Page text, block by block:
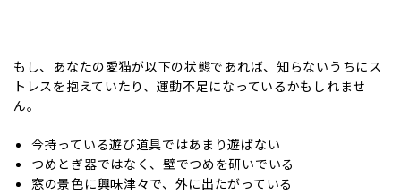
もし、あなたの愛猫が以下の状態であれば、知らないうちにス
トレスを抱えていたり、運動不足になっているかもしれませ
ん。
今持っている遊び道具ではあまり遊ばない
つめとぎ器ではなく、壁でつめを研いでいる
窓の景色に興味津々で、外に出たがっている